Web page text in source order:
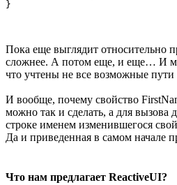
Пока еще выглядит относительно
сложнее. А потом еще, и еще… И мы
что учтены не все возможные
И вообще, почему свойство
можно так и сделать, а для вызова
строке именем изменившегося
Да и приведенная в самом начале
Что нам предлагает ReactiveUI?